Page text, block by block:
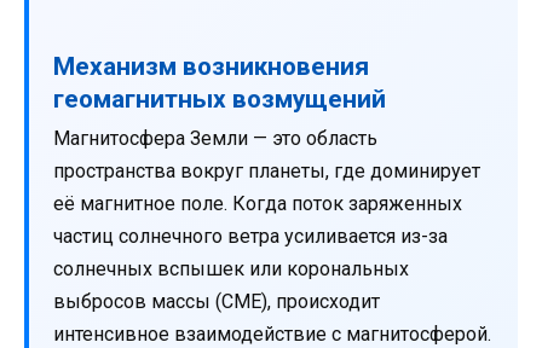
Механизм возникновения
геомагнитных возмущений
Магнитосфера Земли — это область
пространства вокруг планеты, где доминирует
её магнитное поле. Когда поток заряженных
частиц солнечного ветра усиливается из-за
солнечных вспышек или корональных
выбросов массы (CME), происходит
интенсивное взаимодействие с магнитосферой.